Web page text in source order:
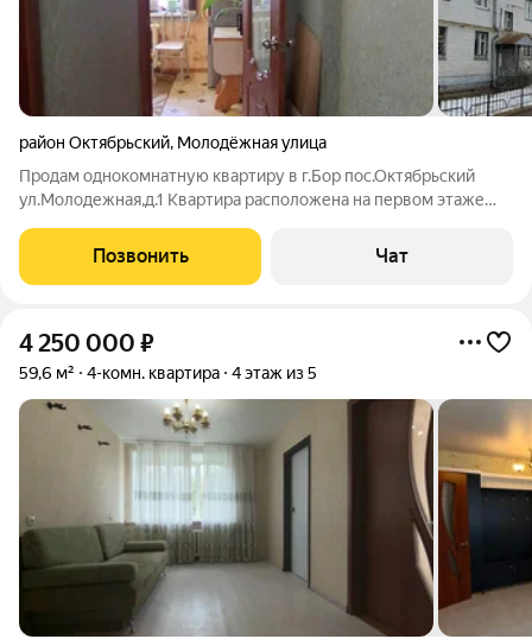
район Октябрьский, Молодёжная улица
Продам однокомнатную квартиру в г.Бор пос.Октябрьский
ул.Молодежная,д.1 Квартира расположена на первом этаже
просторную лоджию кухня - 7м санузел совмещенный дом
обслуживается ТСЖ"Якорь" Окна
Позвонить Чат
4 250 000 ₽
59,6 м² 4-комн. квартира 4 этаж из 5